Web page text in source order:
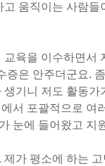
움직이는 사람
육을 이수하면서
증은 안주더군요.
기니 저도 활동가
서 포괄적으로 여
눈에 들어왔고 지
가 평소에 하는